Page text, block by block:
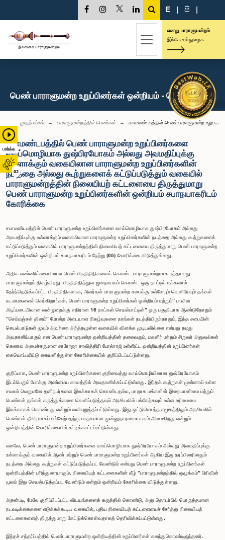
பார்க்க
02
E | සි |
எனது பாராளுமன்றம்
இங்கே உள்நுழைக
பெண் பாராளுமன்ற உறுப்பினர்கள் ஒன்றியம் - செய்திகள்
முதற்பக்கம் பாராளுமன்றத்தில் பெண்கள் சபாமண்டபத்தில் பெண் பாராளுமன்ற உறுப...
சபாமண்டபத்தில் பெண் பாராளுமன்ற உறுப்பினர்களை
வாய்மொழியாக துஷ்பிரயோகம் அல்லது அவமதிப்புக்கு
உள்ளாக்கும் வகையிலான பாராளுமன்ற உறுப்பினர்களின்
நடத்தை அல்லது கூற்றுகளைக் கட்டுப்படுத்தும் வகையில்
பாராளுமன்றத்தின் நிலையியற் கட்டளையை திருத்துமாறு
பெண் பாராளுமன்ற உறுப்பினர்களின் ஒன்றியம் சபாநயாகரிடம்
கோரிக்கை
சபாமண்டபத்தில் பெண் பாராளுமன்ற உறுப்பினர்களை வாய்மொழியாக துஷ்பிரயோகம் அல்லது
அவமதிப்புக்கு உள்ளாக்கும் வகையிலான பாராளுமன்ற உறுப்பினர்களின் நடத்தை அல்லது கூற்றுகளைக்
கட்டுப்படுத்தும் வகையில் பாராளுமன்றத்தின் நிலையியற் கட்டளையை திருத்துமாறு பெண் பாராளுமன்ற
உறுப்பினர்களின் ஒன்றியம் சபாநயாகரிடம் நேற்று (05) கோரிக்கை விடுத்துள்ளது.
அதிக எண்ணிக்கையிலான பெண் பிரதிநிதிகளைக் கொண்ட பாராளுமன்றமாக பத்தாவது
பாராளுமன்றம் திகழ்கிறது. பிரதிநிதித்துவ ஜனநாயகம் கொண்ட ஒரு நாட்டில் மக்களால்
தேர்ந்தெடுக்கப்பட்ட பிரதிநிதிகளாக, அவர்கள் பாராளுமன்ற சபைக்கு உள்ளேயும் வெளியேயும் தங்கள்
கடமைகளைச் செய்கிறார்கள். பெண் பாராளுமன்ற உறுப்பினர்கள் ஒன்றியம் மற்றும்” பாலின
அடிப்படையிலான வன்முறைக்கு எதிரான 16 நாட்கள் செயல்பாட்டின்” ஒரு பகுதியாக ஆண்டுதோறும்
“செம்மஞ்சள் தினம்” போன்ற அடையாள நிகழ்வுகளை நாங்கள் நடத்தியிருந்தாலும், இந்த சபையின்
செயல்பாடுகள் மூலம் அவற்றை அர்த்தமுள்ள வகையில் விளக்க முடியவில்லை என்பது தமது
அவதானிப்பாகும் என பெண் பாராளுமன்ற ஒன்றியத்தின் தலைவரும், மகளிர் மற்றும் சிறுவர் அலுவல்கள்
கௌரவ அமைச்சருமான சாரோஜா சாவித்திரி போல்ராஜ் உள்ளிட்ட ஒன்றியத்தின் உறுப்பினர்கள்
கையொப்பமிட்டு கையளித்துள்ள கோரிக்கையில் குறிப்பிடப்பட்டுள்ளது.
குறிப்பாக, பெண் பாராளுமன்ற உறுப்பினர்களை குறிவைத்து வாய்மொழியிலான துஷ்பிரயோகம்
இடம்பெறும் போக்கு அண்மைய காலத்தில் அவதானிக்கப்பட்டுள்ளது. இந்தக் கூற்றுகள் முன்னால் உள்ள
சவால் வெறுமனே தனிநபர்களை இலக்காகக் கொண்டதல்ல, மாறாக மக்களின் இறையாண்மை மற்றும்
பெண்கள் தங்கள் கருத்துக்களை வெளிப்படுத்தவும் அரசியலில் பங்கேற்கவும் உள்ள உரிமையை
இலக்காகக் கொண்டது என்றும் வலியுறுத்தப்பட்டுள்ளது. இது ஒட்டுமொத்த சமூகத்திலும் அரசியலில்
பெண்கள் தீவிரமாகப் பங்கேற்பதற்கு பாதகமான முன்னுதாரணமாகவும் அமைகிறது என்றும்
ஒன்றியத்தின் கோரிக்கையில் சுட்டிக்காட்டப்பட்டுள்ளது.
எனவே, பெண் பாராளுமன்ற உறுப்பினர்களை வாய்மொழியாக துஷ்பிரயோகம் அல்லது அவமதிப்புக்கு
உள்ளாக்கும் வகையில் ஆண் மற்றும் பெண் பாராளுமன்ற உறுப்பினர்கள் ஆகிய இரு தரப்பினரினதும்
நடத்தை அல்லது கூற்றுகள் கட்டுப்படுத்தப்பட வேண்டும் என்பது பெண் பாராளுமன்ற உறுப்பினர்கள்
ஒன்றியத்தின் பரிந்துரையாகும். நிலையியற் கட்டளைகளின் கீழ் “பாராளுமன்றத்தில் ஒழுக்கம்” பிரிவின்
மூலம் இது செயல்படுத்தப்பட வேண்டும் என்றும் ஒன்றியம் கோரிக்கை விடுத்துள்ளது.
அதன்படி, மேலே குறிப்பிடப்பட்ட விடயங்களைக் கருத்தில் கொண்டு, அது தொடர்பில் பொருத்தமான
நடவடிக்கைகளை எடுக்கக்கூடிய வகையில், புதிய நிலையியற் கட்டளையைச் சேர்த்து நிலையியற்
கட்டளைகளைத் திருத்துமாறு கேட்டுக்கொள்வதாகத் தெரிவிக்கப்பட்டுள்ளது.
இந்தச் சந்தர்ப்பத்தில் பெண் பாராளுமன்ற ஒன்றியத்தின் உறுப்பினர்கள் கலந்துகொண்டிருந்தனர்.